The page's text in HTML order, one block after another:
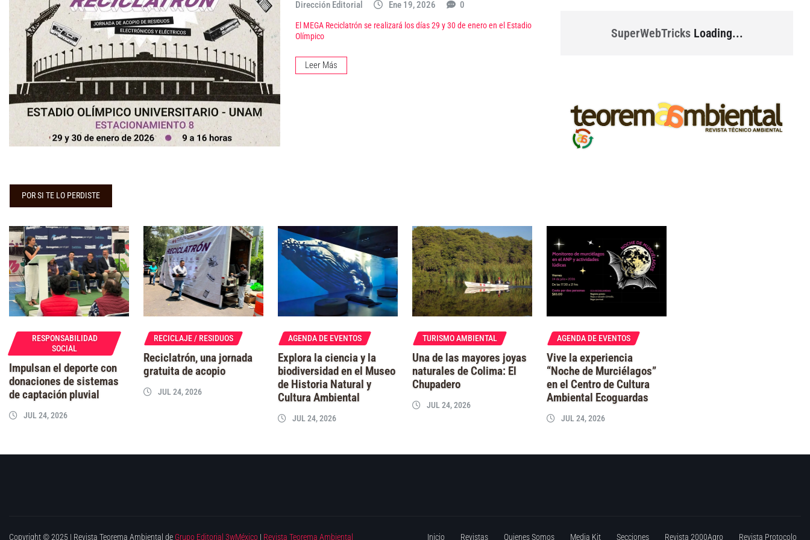
Dirección Editorial Ene 19, 2026 0
El MEGA Reciclatrón se realizará los días 29 y 30 de enero en el Estadio
Olímpico
Leer Más
SuperWebTricksLoading...
POR SI TE LO PERDISTE
RESPONSABILIDAD
SOCIAL
Impulsan el deporte con
donaciones de sistemas
de captación pluvial
JUL 24, 2026
RECICLAJE / RESIDUOS
Reciclatrón, una jornada
gratuita de acopio
JUL 24, 2026
AGENDA DE EVENTOS
Explora la ciencia y la
biodiversidad en el Museo
de Historia Natural y
Cultura Ambiental
JUL 24, 2026
TURISMO AMBIENTAL
Una de las mayores joyas
naturales de Colima: El
Chupadero
JUL 24, 2026
AGENDA DE EVENTOS
Vive la experiencia
“Noche de Murciélagos”
en el Centro de Cultura
Ambiental Ecoguardas
JUL 24, 2026
Copyright © 2025 | Revista Teorema Ambiental de Grupo Editorial 3wMéxico | Revista Teorema Ambiental Inicio Revistas Quienes Somos Media Kit Secciones Revista 2000Agro Revista Protocolo